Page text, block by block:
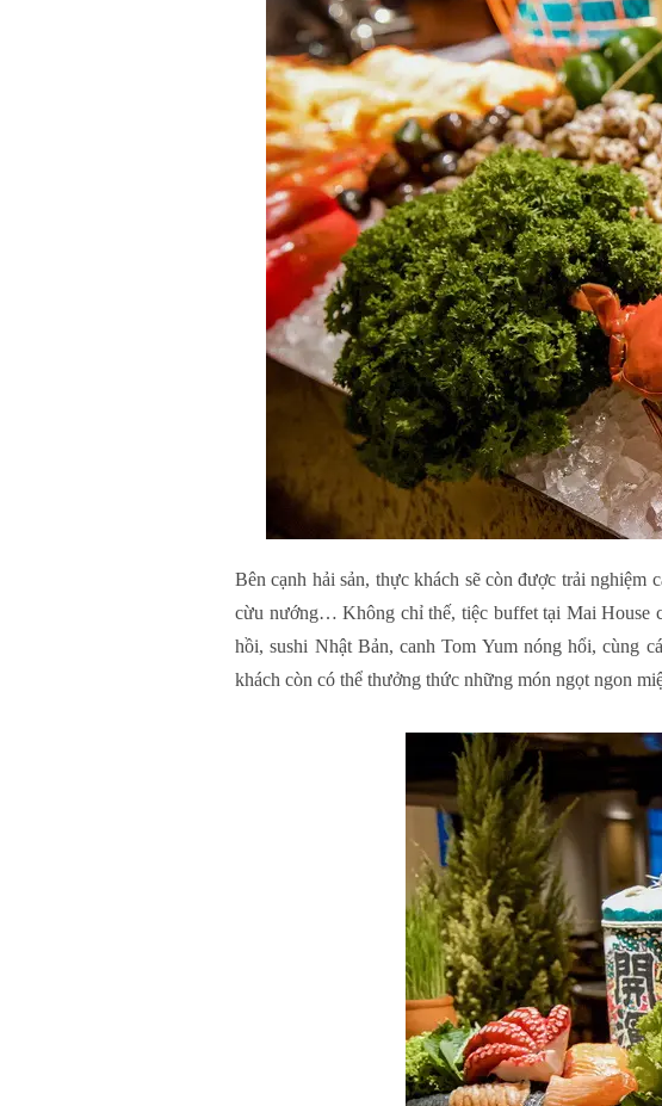
Bên cạnh hải sản, thực khách sẽ còn được trải
cừu nướng… Không chỉ thế, tiệc buffet tại Mai House
hồi, sushi Nhật Bản, canh Tom Yum nóng hổi, cùng
khách còn có thể thưởng thức những món ngọt ngon